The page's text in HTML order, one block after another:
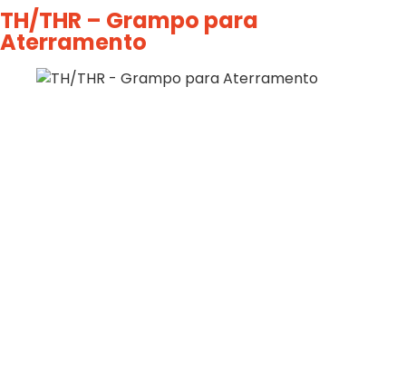
TH/THR – Grampo para
Aterramento